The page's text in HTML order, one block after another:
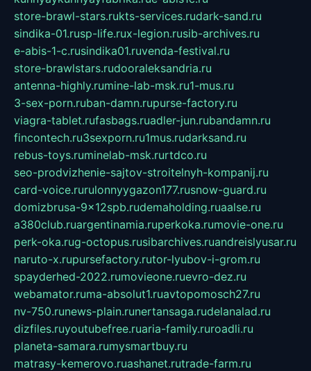
store-brawl-stars.rukts-services.rudark-sand.ru
sindika-01.rusp-life.rux-legion.rusib-archives.ru
e-abis-1-c.rusindika01.ruvenda-festival.ru
store-brawlstars.rudooraleksandria.ru
antenna-highly.rumine-lab-msk.ru1-mus.ru
3-sex-porn.ruban-damn.rupurse-factory.ru
viagra-tablet.rufasbags.ruadler-jun.rubandamn.ru
fincontech.ru3sexporn.ru1mus.rudarksand.ru
rebus-toys.ruminelab-msk.rurtdco.ru
seo-prodvizhenie-sajtov-stroitelnyh-kompanij.ru
card-voice.rurulonnyygazon177.rusnow-guard.ru
domizbrusa-9x12spb.rudemaholding.ruaalse.ru
a380club.ruargentinamia.ruperkoka.rumovie-one.ru
perk-oka.rug-octopus.rusibarchives.ruandreislyusar.ru
naruto-x.rupursefactory.rutor-lyubov-i-grom.ru
spayderhed-2022.rumovieone.ruevro-dez.ru
webamator.ruma-absolut1.ruavtopomosch27.ru
nv-750.runews-plain.runertansaga.rudelanalad.ru
dizfiles.ruyoutubefree.ruaria-family.ruroadli.ru
planeta-samara.rumysmartbuy.ru
matrasy-kemerovo.ruashanet.rutrade-farm.ru